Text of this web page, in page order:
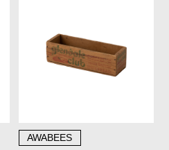
AWABEES